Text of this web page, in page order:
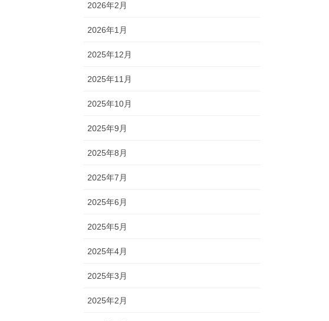
2026年2月
2026年1月
2025年12月
2025年11月
2025年10月
2025年9月
2025年8月
2025年7月
2025年6月
2025年5月
2025年4月
2025年3月
2025年2月